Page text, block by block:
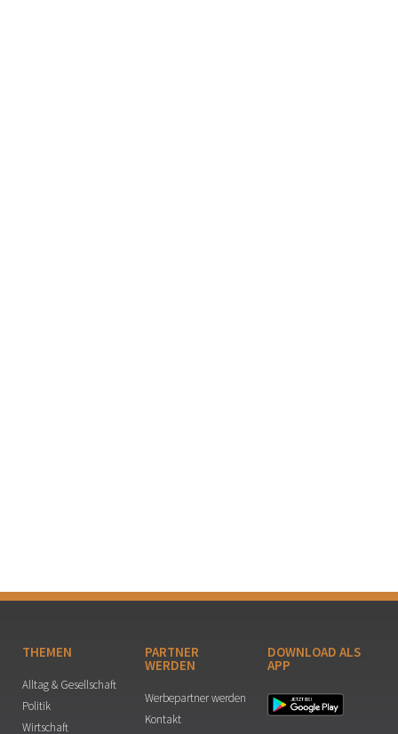
THEMEN
Alltag & Gesellschaft
Politik
Wirtschaft
PARTNER
WERDEN
Werbepartner werden
Kontakt
DOWNLOAD ALS
APP